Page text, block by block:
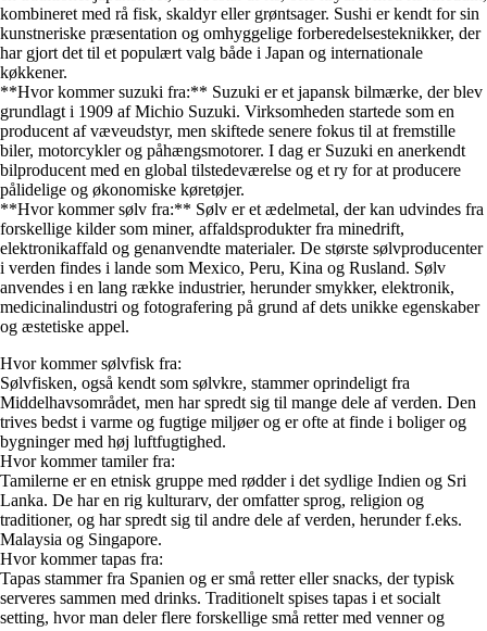
kombineret med rå fisk, skaldyr eller grøntsager. Sushi er kendt for sin
kunstneriske præsentation og omhyggelige forberedelsesteknikker, der
har gjort det til et populært valg både i Japan og internationale
køkkener.
**Hvor kommer suzuki fra:** Suzuki er et japansk bilmærke, der blev
grundlagt i 1909 af Michio Suzuki. Virksomheden startede som en
producent af væveudstyr, men skiftede senere fokus til at fremstille
biler, motorcykler og påhængsmotorer. I dag er Suzuki en anerkendt
bilproducent med en global tilstedeværelse og et ry for at producere
pålidelige og økonomiske køretøjer.
**Hvor kommer sølv fra:** Sølv er et ædelmetal, der kan udvindes fra
forskellige kilder som miner, affaldsprodukter fra minedrift,
elektronikaffald og genanvendte materialer. De største sølvproducenter
i verden findes i lande som Mexico, Peru, Kina og Rusland. Sølv
anvendes i en lang række industrier, herunder smykker, elektronik,
medicinalindustri og fotografering på grund af dets unikke egenskaber
og æstetiske appel.
Hvor kommer sølvfisk fra:
Sølvfisken, også kendt som sølvkre, stammer oprindeligt fra
Middelhavsområdet, men har spredt sig til mange dele af verden. Den
trives bedst i varme og fugtige miljøer og er ofte at finde i boliger og
bygninger med høj luftfugtighed.
Hvor kommer tamiler fra:
Tamilerne er en etnisk gruppe med rødder i det sydlige Indien og Sri
Lanka. De har en rig kulturarv, der omfatter sprog, religion og
traditioner, og har spredt sig til andre dele af verden, herunder f.eks.
Malaysia og Singapore.
Hvor kommer tapas fra:
Tapas stammer fra Spanien og er små retter eller snacks, der typisk
serveres sammen med drinks. Traditionelt spises tapas i et socialt
setting, hvor man deler flere forskellige små retter med venner og